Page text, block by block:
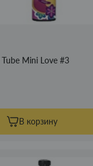
Mini Love #3
В корзину